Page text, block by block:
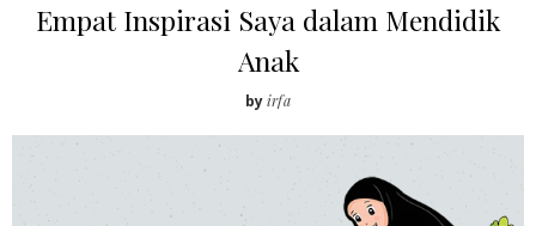
Empat Inspirasi Saya dalam Mendidik
Anak
byirfa